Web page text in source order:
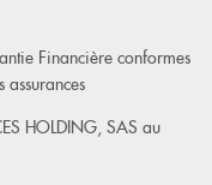
Financière conformes
assurances
HOLDING, SAS au